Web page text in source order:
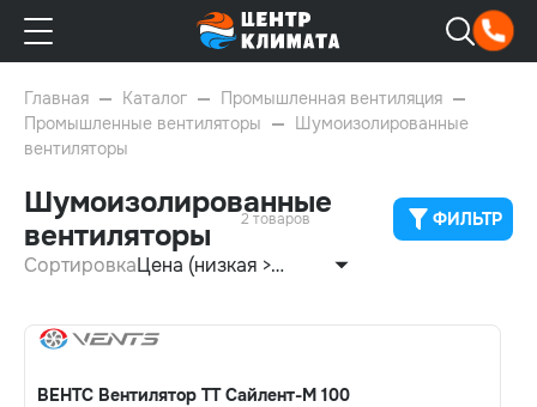
Главная Каталог
Промышленная вентиляция
Промышленные вентиляторы
Шумоизолированные
вентиляторы
Шумоизолированные
вентиляторы
2 товаров ФИЛЬТР
СортировкаЦена (низкая >
ВЕНТС Вентилятор ТТ Сайлент-М 100